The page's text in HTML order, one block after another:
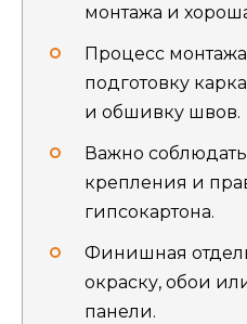
монтажа и
Процесс
подготовку
и обшивку швов.
Важно
крепления и
гипсокартона.
Финишная
окраску, обои
панели.